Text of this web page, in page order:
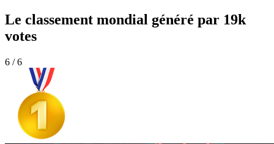
Le classement mondial généré par 19k
votes
6 / 6